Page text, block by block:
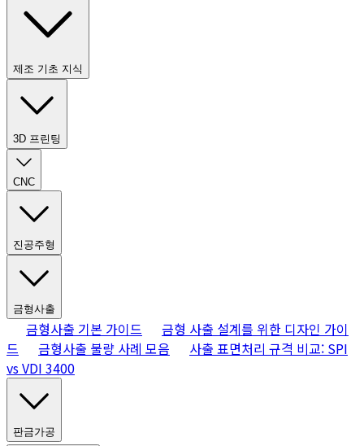
제조 기초 지식
3D 프린팅
CNC
진공주형
금형사출
금형사출 기본 가이드
금형 사출 설계를 위한 디자인 가이
드
금형사출 불량 사례 모음
사출 표면처리 규격 비교: SPI
vs VDI 3400
판금가공